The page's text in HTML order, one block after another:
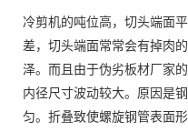
冷剪机的吨位高，切头端面
差，切头端面常常会有掉肉
泽。而且由于伪劣板材厂家
内径尺寸波动较大。原因是
匀。折叠致使螺旋钢管表面